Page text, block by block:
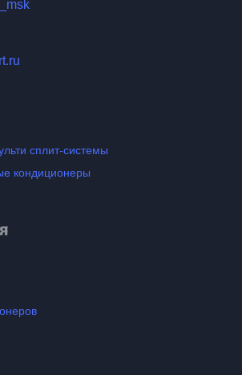
сплит-системы
кондиционеры